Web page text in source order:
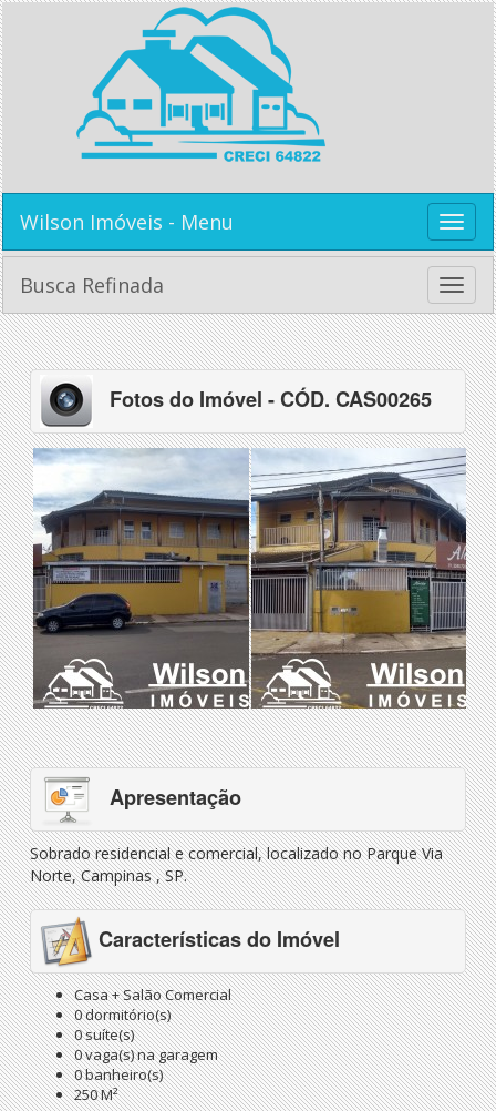
Toggle
Wilson Imóveis - Menu
Toggle
Busca Refinada
Fotos do Imóvel - CÓD. CAS00265
Apresentação
Sobrado residencial e comercial, localizado no Parque Via
Norte, Campinas , SP.
Características do Imóvel
Casa + Salão Comercial
0 dormitório(s)
0 suíte(s)
0 vaga(s) na garagem
0 banheiro(s)
250 M²